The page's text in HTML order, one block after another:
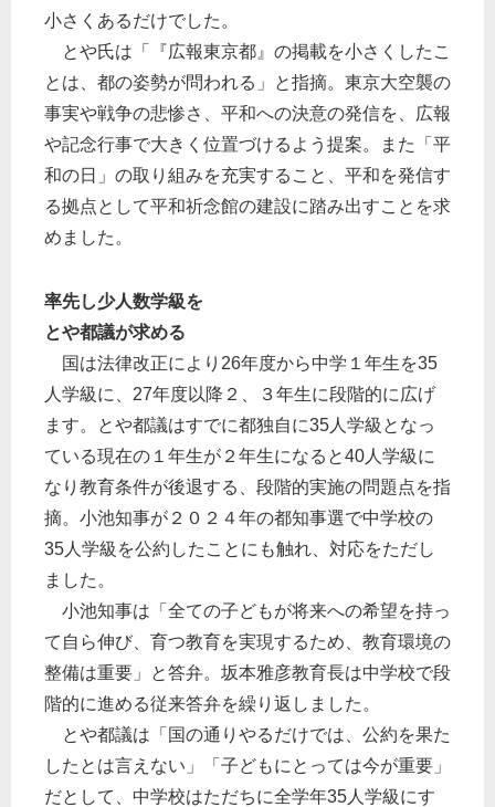
小さくあるだけでした。
とや氏は「『広報東京都』の掲載を小さくしたこ
とは、都の姿勢が問われる」と指摘。東京大空襲の
事実や戦争の悲惨さ、平和への決意の発信を、広報
や記念行事で大きく位置づけるよう提案。また「平
和の日」の取り組みを充実すること、平和を発信す
る拠点として平和祈念館の建設に踏み出すことを求
めました。
率先し少人数学級を
とや都議が求める
国は法律改正により26年度から中学１年生を35
人学級に、27年度以降２、３年生に段階的に広げ
ます。とや都議はすでに都独自に35人学級となっ
ている現在の１年生が２年生になると40人学級に
なり教育条件が後退する、段階的実施の問題点を指
摘。小池知事が２０２４年の都知事選で中学校の
35人学級を公約したことにも触れ、対応をただし
ました。
小池知事は「全ての子どもが将来への希望を持っ
て自ら伸び、育つ教育を実現するため、教育環境の
整備は重要」と答弁。坂本雅彦教育長は中学校で段
階的に進める従来答弁を繰り返しました。
とや都議は「国の通りやるだけでは、公約を果た
したとは言えない」「子どもにとっては今が重要」
だとして、中学校はただちに全学年35人学級にす